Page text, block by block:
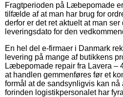
Fragtperioden på Læbepomade
tilfælde af at man har brug for
derfor er det ret aktuelt at man
leveringsdato for den
En hel del e-firmaer i Danmark
levering på mange af butikkens
Læbepomade repair fra Lavera –
at handlen gemmenføres før et
formål at de sandsynligvis kan nå
forinden logistikpersonalet har